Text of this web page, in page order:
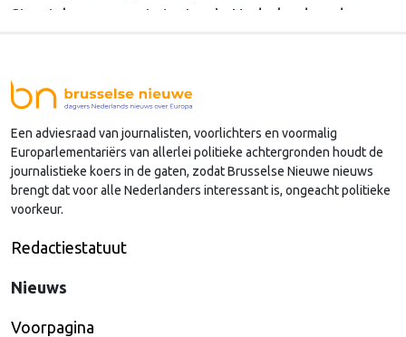
Straatsburg, en wat staat er in Nederland op de
Een adviesraad van journalisten, voorlichters en voormalig
Europarlementariërs van allerlei politieke achtergronden houdt de
journalistieke koers in de gaten, zodat Brusselse Nieuwe nieuws
brengt dat voor alle Nederlanders interessant is, ongeacht politieke
voorkeur.
Redactiestatuut
Nieuws
Voorpagina